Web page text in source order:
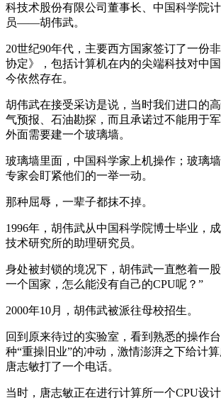
科技术股份有限公司董事长、中国科学院
员——胡伟武。
20世纪90年代，主要西方国家签订了一份
协定》，包括计算机在内的尖端科技对中
今依然存在。
胡伟武在接受采访是说，当时我们进口的
气预报、石油勘探，而且承诺过不能用于
外面需要建一个玻璃墙。
玻璃墙里面，中国科学家上机操作；玻璃
专家会盯紧他们的一举一动。
那种屈辱，一辈子都抹不掉。
1996年，胡伟武从中国科学院博士毕业，
技术研究所的助理研究员。
身处被封锁的境况下，胡伟武一直憋着一
一个国家，怎么能没有自己的CPU呢？”
2000年10月，胡伟武被派往母校招生。
回到原来待过的实验室，看到熟悉的操作
种“重操旧业”的冲动，激情澎湃之下给计
唐志敏打了一个电话。
当时，唐志敏正在进行计算所一个CPU设